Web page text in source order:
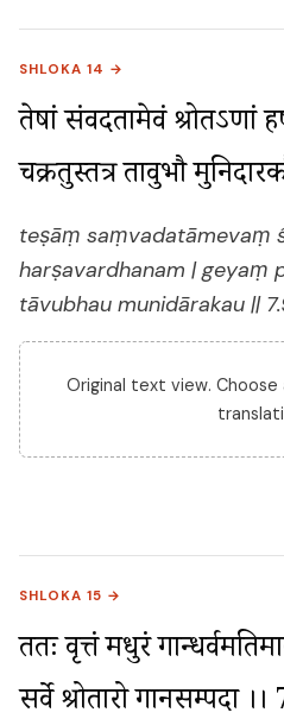
SHLOKA 14 →
तेषां संवदतामेवं श्रोतऽणां
प्रचक्रतुस्तत्र तावुभौ
teṣāṃ saṃvadatāmevaṃ
harṣavardhanam | geyaṃ
tāvubhau munidārakau ||
Original text view.
SHLOKA 15 →
ततः प्रवृत्तं मधुरं
सर्वे श्रोतारो गानसम्पदा